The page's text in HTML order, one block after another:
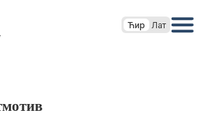
Ћир Лат